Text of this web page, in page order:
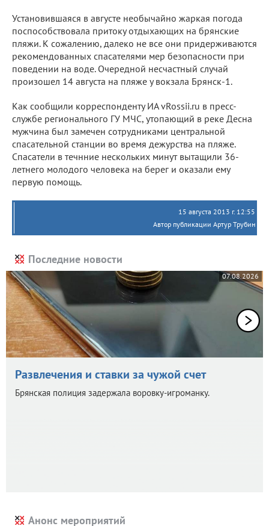
Установившаяся в августе необычайно жаркая погода
поспособствовала притоку отдыхающих на брянские
пляжи. К сожалению, далеко не все они придерживаются
рекомендованных спасателями мер безопасности при
поведении на воде. Очередной несчастный случай
произошел 14 августа на пляже у вокзала Брянск-1.
Как сообщили корреспонденту ИА vRossii.ru в пресс-
службе регионального ГУ МЧС, утопающий в реке Десна
мужчина был замечен сотрудниками центральной
спасательной станции во время дежурства на пляже.
Спасатели в течнние нескольких минут вытащили 36-
летнего молодого человека на берег и оказали ему
первую помощь.
15 августа 2013 г. 12:55
Автор публикации Артур Трубин
Последние новости
07.08.2026
Развлечения и ставки за чужой счет
Брянская полиция задержала воровку-игроманку.
Анонс мероприятий